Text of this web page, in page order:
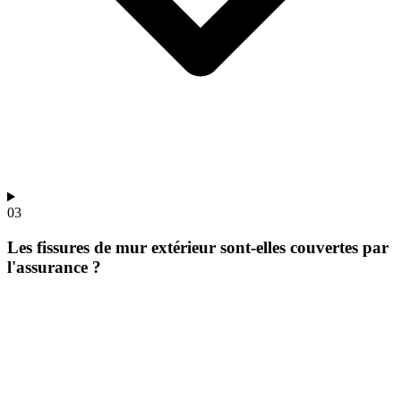
03
Les fissures de mur extérieur sont-elles couvertes par
l'assurance ?